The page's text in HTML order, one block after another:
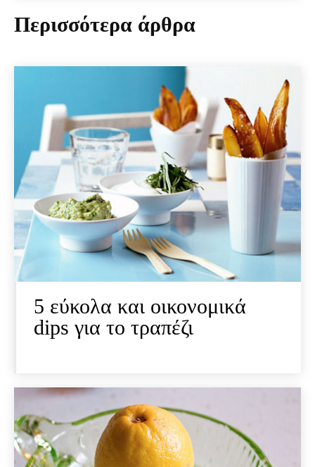
Περισσότερα άρθρα
5 εύκολα και οικονομικά
dips για το τραπέζι